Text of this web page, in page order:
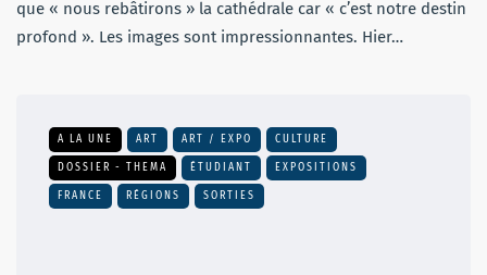
que « nous rebâtirons » la cathédrale car « c’est notre destin
profond ». Les images sont impressionnantes. Hier…
A LA UNE ART ART / EXPO CULTURE
DOSSIER - THEMA ÉTUDIANT EXPOSITIONS
FRANCE RÉGIONS SORTIES